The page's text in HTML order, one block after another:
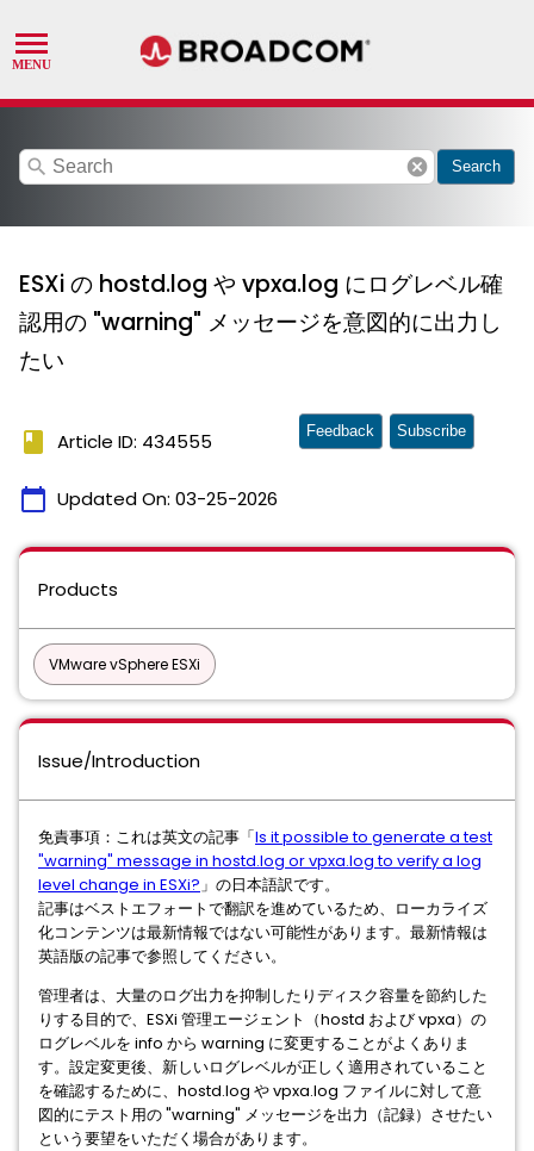
search cancel Search
ESXi の hostd.log や vpxa.log にログレベル確
認用の "warning" メッセージを意図的に出力し
たい
book Article ID: 434555
calendar_today Updated On: 03-25-2026
Feedback Subscribe
Products
VMware vSphere ESXi
Issue/Introduction
免責事項：これは英文の記事「Is it possible to generate a test
"warning" message in hostd.log or vpxa.log to verify a log
level change in ESXi?」の日本語訳です。
記事はベストエフォートで翻訳を進めているため、ローカライズ
化コンテンツは最新情報ではない可能性があります。最新情報は
英語版の記事で参照してください。
管理者は、大量のログ出力を抑制したりディスク容量を節約した
りする目的で、ESXi 管理エージェント（hostd および vpxa）の
ログレベルを info から warning に変更することがよくありま
す。設定変更後、新しいログレベルが正しく適用されていること
を確認するために、hostd.log や vpxa.log ファイルに対して意
図的にテスト用の "warning" メッセージを出力（記録）させたい
という要望をいただく場合があります。